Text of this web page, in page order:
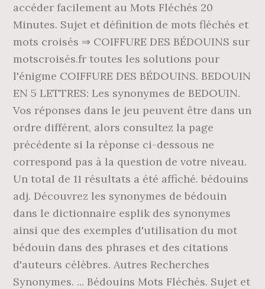
accéder facilement au Mots Fléchés 20
Minutes. Sujet et définition de mots fléchés et
mots croisés ⇒ COIFFURE DES BÉDOUINS sur
motscroisés.fr toutes les solutions pour
l'énigme COIFFURE DES BÉDOUINS. BEDOUIN
EN 5 LETTRES: Les synonymes de BEDOUIN.
Vos réponses dans le jeu peuvent être dans un
ordre différent, alors consultez la page
précédente si la réponse ci-dessous ne
correspond pas à la question de votre niveau.
Un total de 11 résultats a été affiché. bédouins
adj. Découvrez les synonymes de bédouin
dans le dictionnaire esplik des synonymes
ainsi que des exemples d'utilisation du mot
bédouin dans des phrases et des citations
d'auteurs célèbres. Autres Recherches
Synonymes. ... Bédouins Mots Fléchés. Sujet et